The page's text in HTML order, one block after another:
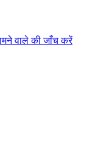
वाले की जाँच करें